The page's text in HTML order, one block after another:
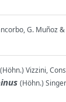
G. Muñoz
(Höhn.) Vizzini,
(Höhn.) Singer